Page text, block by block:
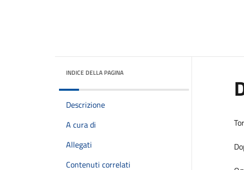
INDICE DELLA PAGINA
Descrizione
A cura di
Allegati
Contenuti correlati